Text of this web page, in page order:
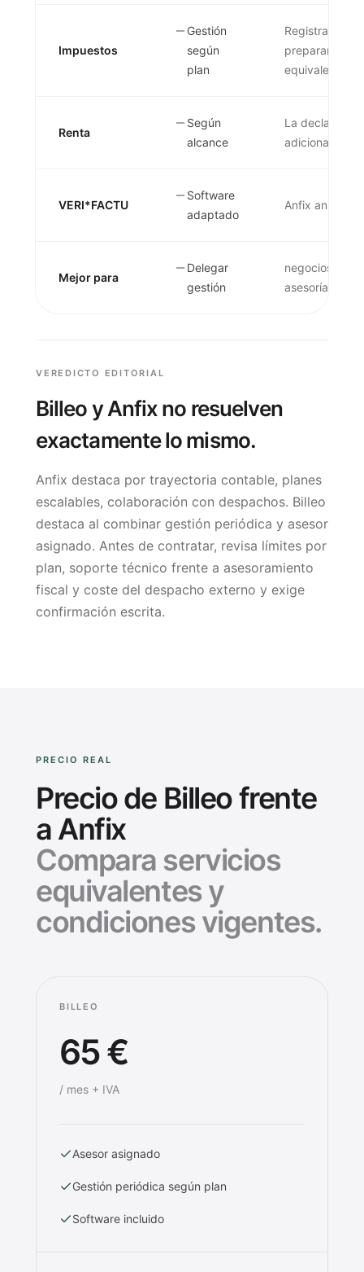
Impuestos
Gestión
según
plan
Registra
preparar
equivale a
Renta
Según
alcance
La
adicional.
VERI*FACTU
Software
adaptado
Anfix anuncia
Mejor para
Delegar
gestión
negocios que
asesoría o
VEREDICTO EDITORIAL
Billeo y Anfix no resuelven
exactamente lo mismo.
Anfix destaca por trayectoria contable, planes
escalables, colaboración con despachos. Billeo
destaca al combinar gestión periódica y asesor
asignado. Antes de contratar, revisa límites por
plan, soporte técnico frente a asesoramiento
fiscal y coste del despacho externo y exige
confirmación escrita.
PRECIO REAL
Precio de Billeo frente
a Anfix
Compara servicios
equivalentes y
condiciones vigentes.
BILLEO
65 €
/ mes + IVA
Asesor asignado
Gestión periódica según plan
Software incluido